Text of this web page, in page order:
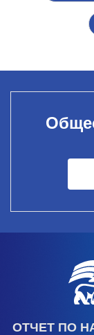
ОТЧЕТ ПО